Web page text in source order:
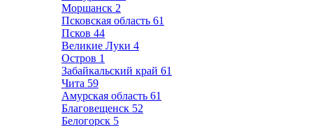
Моршанск 2
Псковская область 61
Псков 44
Великие Луки 4
Остров 1
Забайкальский край 61
Чита 59
Амурская область 61
Благовещенск 52
Белогорск 5